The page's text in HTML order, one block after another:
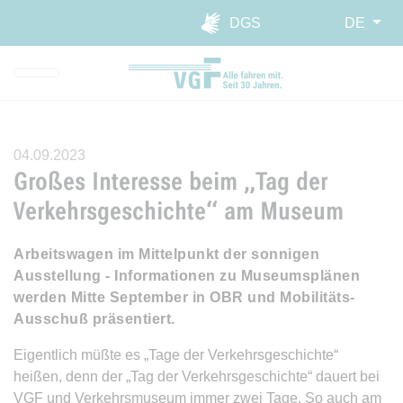
Direkt zur Hauptnavigation
Direkt zum Inhalt springen
Webseiten-Barriere melden
DGS
DE
04.09.2023
Großes Interesse beim „Tag der
Verkehrsgeschichte“ am Museum
Arbeitswagen im Mittelpunkt der sonnigen
Ausstellung - Informationen zu Museumsplänen
werden Mitte September in OBR und Mobilitäts-
Ausschuß präsentiert.
Eigentlich müßte es „Tage der Verkehrsgeschichte“
heißen, denn der „Tag der Verkehrsgeschichte“ dauert bei
VGF und Verkehrsmuseum immer zwei Tage. So auch am